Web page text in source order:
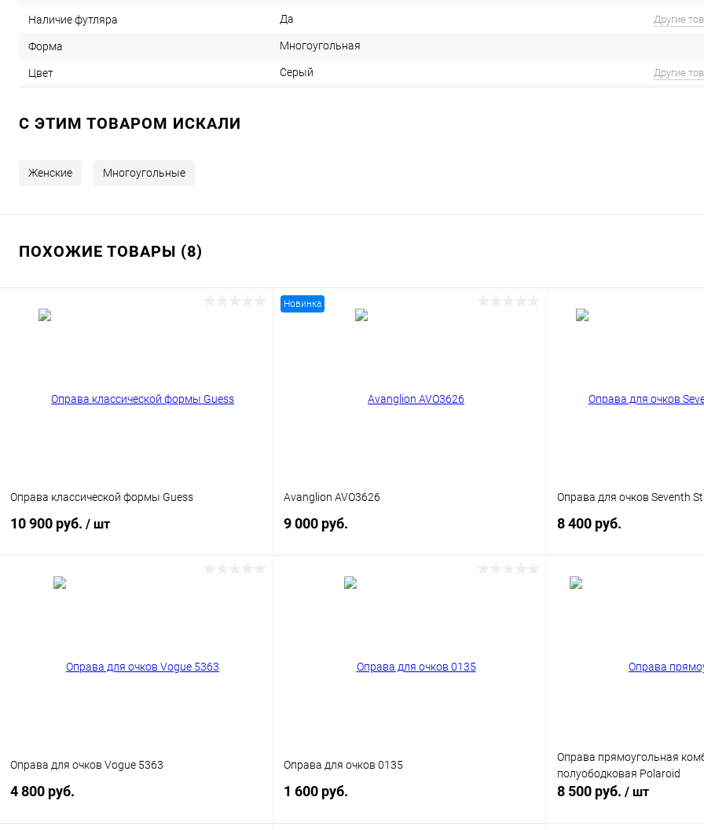
Наличие футляра Да Другие
Форма Многоугольная
Цвет Серый Другие
C ЭТИМ ТОВАРОМ ИСКАЛИ
Женские Многоугольные
ПОХОЖИЕ ТОВАРЫ (8)
Оправа классической формы Guess
10 900 руб. / шт
Новинка
Avanglion AVO3626
9 000 руб.
Оправа для очков Seventh
8 400 руб.
Оправа для очков Vogue 5363
4 800 руб.
Оправа для очков 0135
1 600 руб.
Оправа прямоугольная
полуободковая Polaroid
8 500 руб. / шт